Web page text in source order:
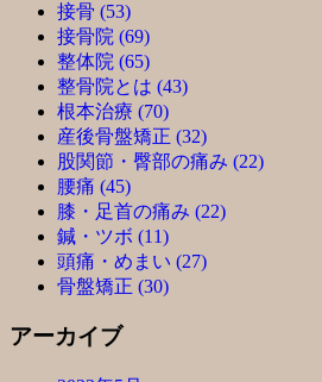
接骨 (53)
接骨院 (69)
整体院 (65)
整骨院とは (43)
根本治療 (70)
産後骨盤矯正 (32)
股関節・臀部の痛み (22)
腰痛 (45)
膝・足首の痛み (22)
鍼・ツボ (11)
頭痛・めまい (27)
骨盤矯正 (30)
アーカイブ